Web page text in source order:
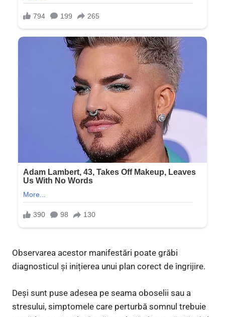
Observarea acestor manifestări poate grăbi
diagnosticul și inițierea unui plan corect de îngrijire.
Deși sunt puse adesea pe seama oboselii sau a
stresului, simptomele care perturbă somnul trebuie